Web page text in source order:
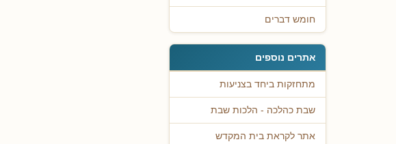
חומש דברים
אתרים נוספים
מתחזקות ביחד בצניעות
שבת כהלכה - הלכות שבת
אתר לקראת בית המקדש